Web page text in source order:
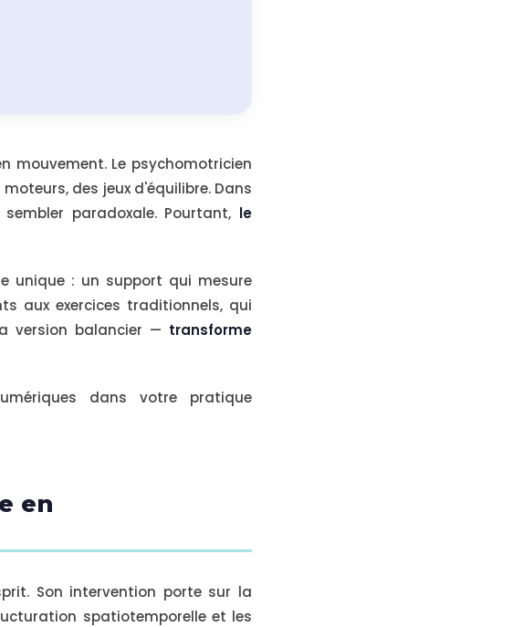
mouvement. Le psychomotricien
des jeux d'équilibre. Dans
paradoxale. Pourtant, le
unique : un support qui mesure
aux exercices traditionnels, qui
version balancier — transforme
dans votre pratique
en
Son intervention porte sur la
spatiotemporelle et les